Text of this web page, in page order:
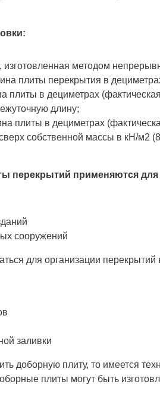
методом
плиты перекрытия в
плиты в дециметрах
длину;
плиты в дециметрах
собственной массы в кН/м2
перекрытий применяются для
сооружений
для организации перекрытий
заливки
доборную плиту, то имеется
плиты могут быть